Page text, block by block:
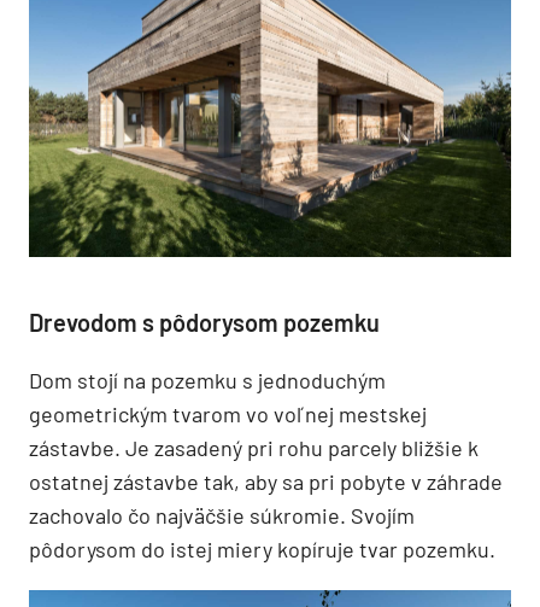
Drevodom s pôdorysom pozemku
Dom stojí na pozemku s jednoduchým
geometrickým tvarom vo voľnej mestskej
zástavbe. Je zasadený pri rohu parcely bližšie k
ostatnej zástavbe tak, aby sa pri pobyte v záhrade
zachovalo čo najväčšie súkromie. Svojím
pôdorysom do istej miery kopíruje tvar pozemku.